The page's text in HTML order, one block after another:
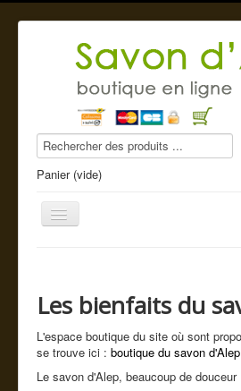
Panier (vide)
Savon d'Alep
Produits
Compléments
Les bienfaits du
L'espace boutique du site où sont
se trouve ici : boutique du savon d'Alep
Le savon d'Alep, beaucoup de douceur